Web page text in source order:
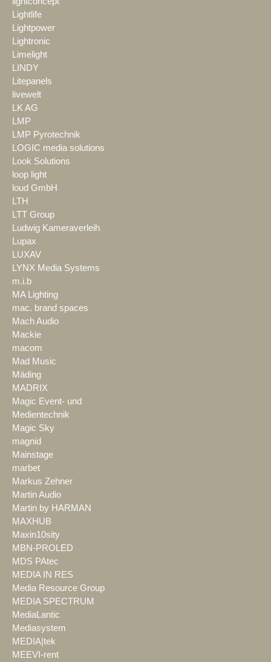
Lightlife
Lightpower
Lightronic
Limelight
LINDY
Litepanels
livewelt
LK AG
LMP
LMP Pyrotechnik
LOGIC media solutions
Look Solutions
loop light
loud GmbH
LTH
LTT Group
Ludwig Kameraverleih
Lupax
LUXAV
LYNX Media Systems
m.i.b
MA Lighting
mac. brand spaces
Mach Audio
Mackie
macom
Mad Music
Mäding
MADRIX
Magic Event- und
Medientechnik
Magic Sky
magnid
Mainstage
marbet
Markus Zehner
Martin Audio
Martin by HARMAN
MAXHUB
Maxin10sity
MBN-PROLED
MDS PAtec
MEDIA IN RES
Media Resource Group
MEDIA SPECTRUM
MediaLantic
Mediasystem
MEDIA|tek
MEEVI-rent